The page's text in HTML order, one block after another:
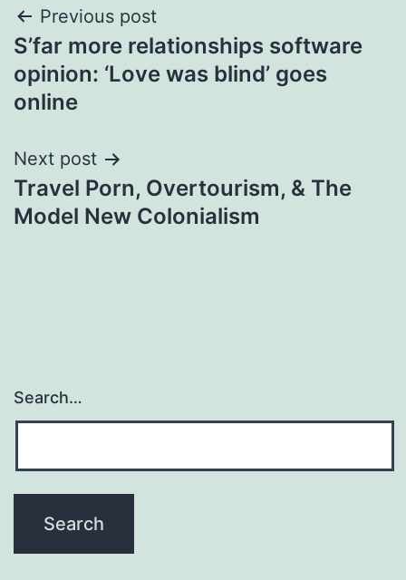
Post
navigation
Previous post
S’far more relationships software
opinion: ‘Love was blind’ goes
online
Next post
Travel Porn, Overtourism, & The
Model New Colonialism
Search…